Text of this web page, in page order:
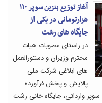
آغاز توزیع بنزین سوپر ۱۱۰
هزارتومانی در یکی از
جایگاه های رشت
در راستای مصوبات هیات
محترم وزیران و دستورالعمل
های ابلاغی شرکت ملی
پالایش و پخش فرآورده
سوپر وارداتی، جایگاه خانی رشت